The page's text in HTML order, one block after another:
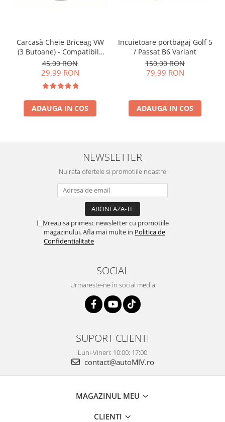
Carcasă Cheie Briceag VW
(3 Butoane) - Compatibilă
Golf 5, Jetta, Touran etc
45,00 RON
29,99 RON
ADAUGA IN COS
Incuietoare portbagaj Golf 5
/ Passat B6 Variant
150,00 RON
79,99 RON
ADAUGA IN COS
NEWSLETTER
Nu rata ofertele si promotiile noastre
Vreau sa primesc newsletter cu promotiile
magazinului. Afla mai multe in Politica de
Confidentialitate
SOCIAL
Urmareste-ne in social media
SUPORT CLIENTI
Luni-Vineri: 10:00: 17:00
contact@autoMIV.ro
MAGAZINUL MEU
CLIENTI